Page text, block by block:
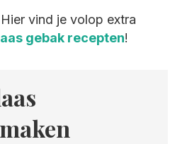
vind je volop extra
gebak recepten!